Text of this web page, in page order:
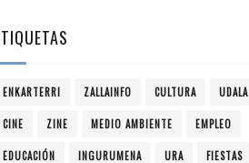
ENKARTERRI ZALLAINFO CULTURA UDALA
CINE ZINE MEDIO AMBIENTE EMPLEO
EDUCACIÓN INGURUMENA URA FIESTAS